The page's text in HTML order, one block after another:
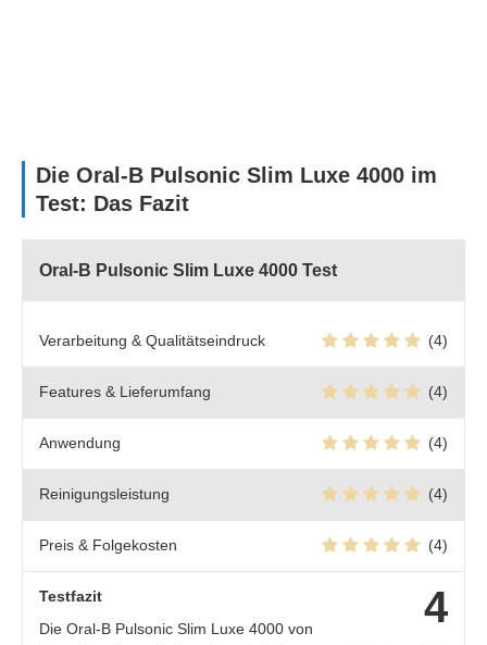
Die Oral-B Pulsonic Slim Luxe 4000 im
Test: Das Fazit
Oral-B Pulsonic Slim Luxe 4000 Test
Verarbeitung & Qualitätseindruck (4)
Features & Lieferumfang (4)
Anwendung (4)
Reinigungsleistung (4)
Preis & Folgekosten (4)
4
Testfazit
Die Oral-B Pulsonic Slim Luxe 4000 von